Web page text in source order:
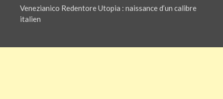
Venezianico Redentore Utopia : naissance d’un calibre
italien